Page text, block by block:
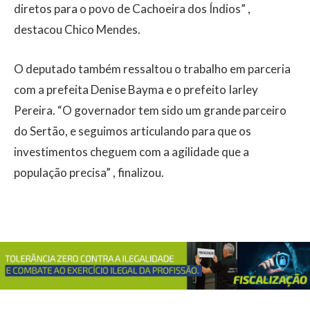
diretos para o povo de Cachoeira dos Índios” ,
destacou Chico Mendes.
O deputado também ressaltou o trabalho em parceria
com a prefeita Denise Bayma e o prefeito Iarley
Pereira. “O governador tem sido um grande parceiro
do Sertão, e seguimos articulando para que os
investimentos cheguem com a agilidade que a
população precisa” , finalizou.